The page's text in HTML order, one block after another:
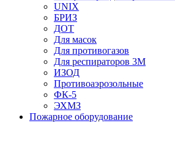
UNIX
БРИЗ
ДОТ
Для масок
Для противогазов
Для респираторов 3М
ИЗОД
Противоаэрозольные
ФК-5
ЭХМЗ
Пожарное оборудование